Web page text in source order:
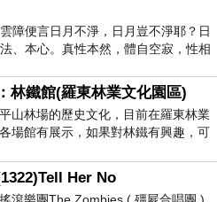
障便言日月不淨，日月豈不淨耶？日
、本心。真性本然，體自空寂，性相
林鐵館(羅東林業文化園區)
山林場的歷史文化，目前在羅東林業
場館有展示，如果對林鐵有興趣，可
這裡展示從山下
Her No